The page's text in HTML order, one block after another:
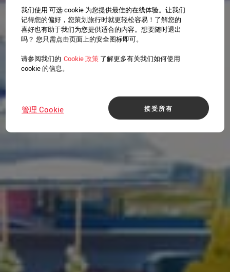
我们使用 可选 cookie 为您提供最佳的在线体验。让我们
记得您的偏好，您策划旅行时就更轻松容易！了解您的
喜好也有助于我们为您提供适合的内容。想要随时退出
吗？ 您只需点击页面上的安全图标即可。
请参阅我们的 Cookie 政策 了解更多有关我们如何使用
cookie 的信息。
接受所有
管理 Cookie